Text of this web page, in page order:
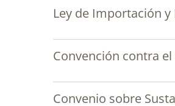
Ley de Importación
Convención contra
Convenio sobre